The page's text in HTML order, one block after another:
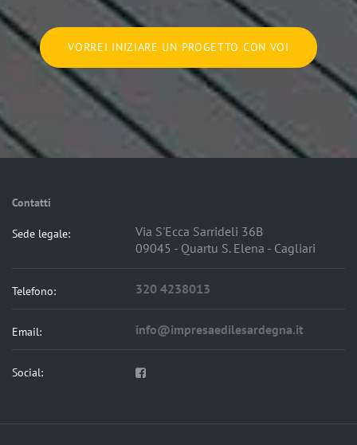
VORREI INIZIARE UN PROGETTO CON VOI
Contatti
Sede legale:
Via S'Ecca Sarrideli 36B
09045 - Quartu S. Elena - Cagliari
Telefono: 320 4238013
Email: info@impresaedilesardegna.it
Social: